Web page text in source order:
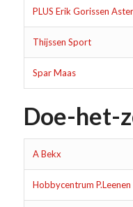
PLUS Erik Gorissen
Thijssen Sport
Spar Maas
Doe-het-
A Bekx
Hobbycentrum P.Leenen